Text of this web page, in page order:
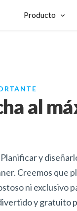
Producto
al
y
Creemos que
ni exclusivo
y gratuito